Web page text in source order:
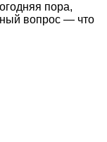
пора,
вопрос — что